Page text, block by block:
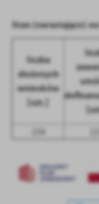
Stan (narastająco)
liczba
złożonych
wniosków
[szt.]
158